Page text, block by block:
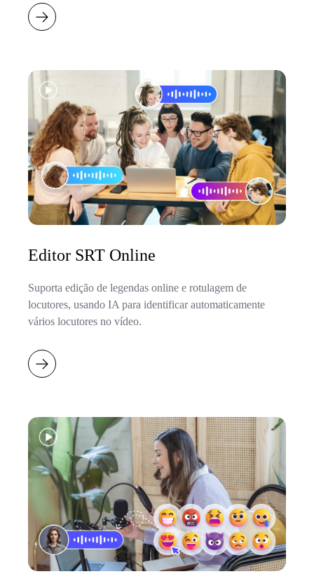
Editor SRT Online
Suporta edição de legendas online e rotulagem de
locutores, usando IA para identificar automaticamente
vários locutores no vídeo.